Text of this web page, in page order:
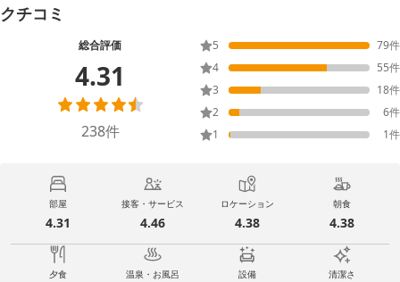
クチコミ
総合評価
4.31
238件
5 79件
4
55件
3
18件
2
6件
1
1件
部屋
4.31
接客・サービス
4.46
ロケーション
4.38
朝食
4.38
夕食 温泉・お風呂 設備 清潔さ